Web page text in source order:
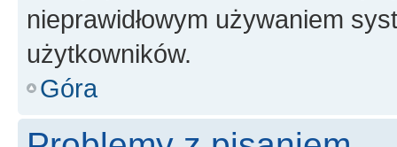
nieprawidłowym używaniem
użytkowników.
Góra